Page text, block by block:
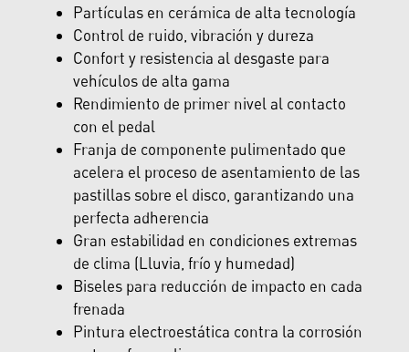
Partículas en cerámica de alta tecnología
Control de ruido, vibración y dureza
Confort y resistencia al desgaste para
vehículos de alta gama
Rendimiento de primer nivel al contacto
con el pedal
Franja de componente pulimentado que
acelera el proceso de asentamiento de las
pastillas sobre el disco, garantizando una
perfecta adherencia
Gran estabilidad en condiciones extremas
de clima (Lluvia, frío y humedad)
Biseles para reducción de impacto en cada
frenada
Pintura electroestática contra la corrosión